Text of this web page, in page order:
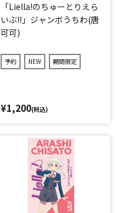
「Liella!のちゅーとりえら
いぶ!!」ジャンボうちわ(唐
可可)
予約 NEW 期間限定
¥1,200(税込)